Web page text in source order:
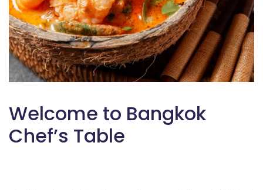
Welcome to Bangkok
Chef’s Table